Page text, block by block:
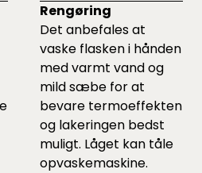
Rengøring
Det anbefales at
vaske flasken i hånden
med varmt vand og
mild sæbe for at
bevare termoeffekten
og lakeringen bedst
muligt. Låget kan tåle
opvaskemaskine.